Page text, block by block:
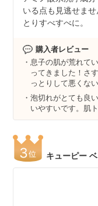
いる点も見逃せま
とりすべすべに。
購入者レビュー
息子の肌が荒れて
ってきました！さ
っとりして悪くな
泡切れがとても良
いやすいです。肌
キューピー